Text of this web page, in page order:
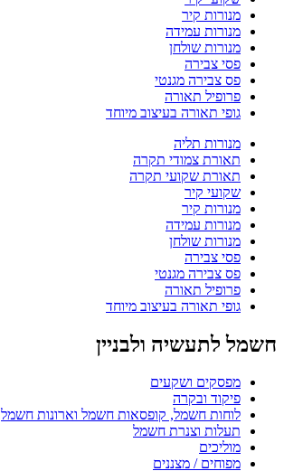
מנורות קיר
מנורות עמידה
מנורות שולחן
פסי צבירה
פס צבירה מגנטי
פרופיל תאורה
גופי תאורה בעיצוב מיוחד
מנורות תליה
תאורת צמודי תקרה
תאורת שקועי תקרה
שקועי קיר
מנורות קיר
מנורות עמידה
מנורות שולחן
פסי צבירה
פס צבירה מגנטי
פרופיל תאורה
גופי תאורה בעיצוב מיוחד
חשמל לתעשיה ולבניין
מפסקים ושקעים
פיקוד ובקרה
לוחות חשמל, קופסאות חשמל וארונות חשמל
תעלות וצנרת חשמל
מוליכים
מפוחים / מצננים